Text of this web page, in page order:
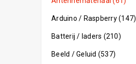
Arduino / Raspberry (147)
Batterij / laders (210)
Beeld / Geluid (537)